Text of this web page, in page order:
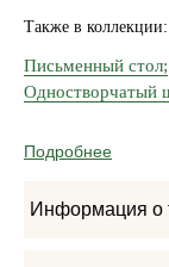
Также в коллекции:
Письменный стол;
Одностворчатый
Подробнее
Информация о